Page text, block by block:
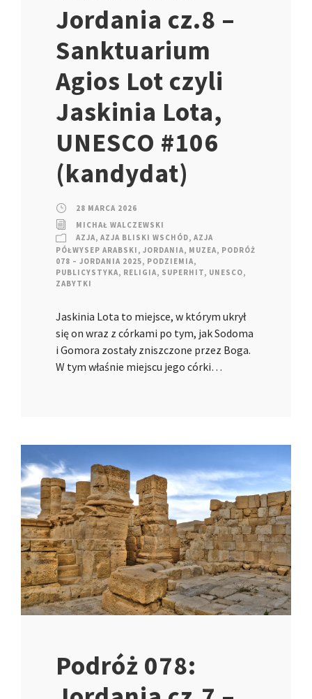
Jordania cz.8 –
Sanktuarium
Agios Lot czyli
Jaskinia Lota,
UNESCO #106
(kandydat)
28 MARCA 2026
MICHAŁ WALCZEWSKI
AZJA, AZJA BLISKI WSCHÓD, AZJA
PÓŁWYSEP ARABSKI , JORDANIA, MUZEA, PODRÓŻ
078 – JORDANIA 2025, PODZIEMIA,
PUBLICYSTYKA, RELIGIA, SUPERHIT, UNESCO,
ZABYTKI
Jaskinia Lota to miejsce, w którym ukrył
się on wraz z córkami po tym, jak Sodoma
i Gomora zostały zniszczone przez Boga.
W tym właśnie miejscu jego córki…
Podróż 078: